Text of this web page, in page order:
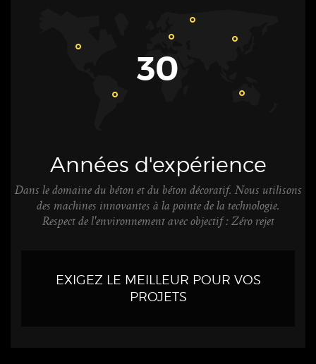
30
Années d'expérience
Dans le domaine du béton et du béton décoratif. Nous utilisons
des machines innovantes à la pointe de la technologie.
Respect de l'environnement avec objectif : Zéro rejet
EXIGEZ LE MEILLEUR POUR VOS
PROJETS